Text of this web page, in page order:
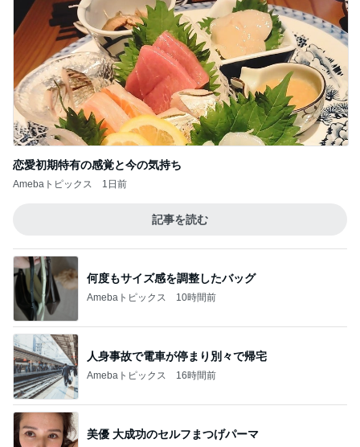
恋愛初期特有の感覚と今の気持ち
Amebaトピックス 1日前
記事を読む
何度もサイズ感を調整したバッグ
Amebaトピックス 10時間前
人身事故で電車が停まり別々で帰宅
Amebaトピックス 16時間前
美優 大成功のセルフまつげパーマ